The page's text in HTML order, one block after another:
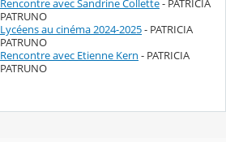
Rencontre avec Sandrine Collette- PATRICIA
PATRUNO
Lycéens au cinéma 2024-2025- PATRICIA
PATRUNO
Rencontre avec Etienne Kern - PATRICIA
PATRUNO